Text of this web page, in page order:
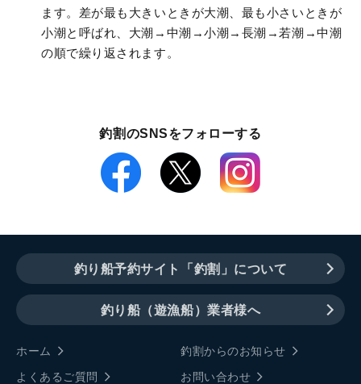
ます。差が最も大きいときが大潮、最も小さいときが
小潮と呼ばれ、大潮→中潮→小潮→長潮→若潮→中潮
の順で繰り返されます。
釣割のSNSをフォローする
釣り船予約サイト「釣割」について
釣り船（遊漁船）業者様へ
ホーム
釣割からのお知らせ
よくあるご質問
お問い合わせ